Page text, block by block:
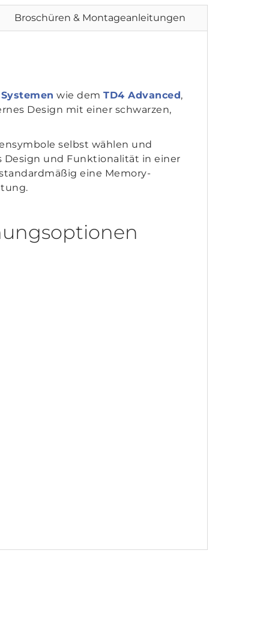
Broschüren & Montageanleitungen
wie dem TD4 Advanced,
Design mit einer schwarzen,
selbst wählen und
Design und Funktionalität in einer
eine Memory-